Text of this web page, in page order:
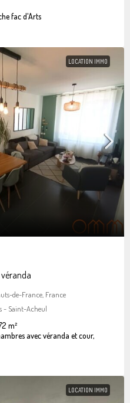
fac d'Arts
LOCATION IMMO
de-France, France
- Saint-Acheul
m²
avec véranda et cour,
LOCATION IMMO